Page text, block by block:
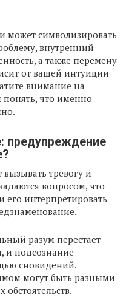
символизировать
внутренний
а также перемену
от вашей интуиции
внимание на
что именно
предупреждение
тревогу и
вопросом, что
его интерпретировать
разум перестает
и подсознание
сновидений.
могут быть разными